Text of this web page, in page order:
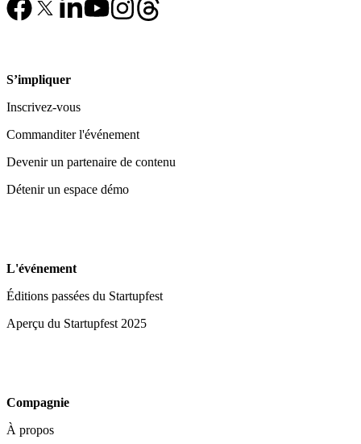
S’impliquer
Inscrivez-vous
Commanditer l'événement
Devenir un partenaire de contenu
Détenir un espace démo
L'événement
Éditions passées du Startupfest
Aperçu du Startupfest 2025
Compagnie
À propos